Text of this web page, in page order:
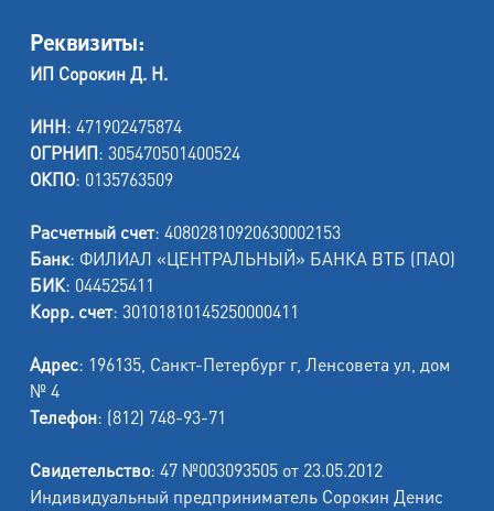
Реквизиты:
ИП Сорокин Д. Н.
ИНН: 471902475874
ОГРНИП: 305470501400524
ОКПО: 0135763509
Расчетный счет: 40802810920630002153
Банк: ФИЛИАЛ «ЦЕНТРАЛЬНЫЙ» БАНКА ВТБ (ПАО)
БИК: 044525411
Корр. счет: 30101810145250000411
Адрес: 196135, Санкт-Петербург г, Ленсовета ул, дом
№ 4
Телефон: (812) 748-93-71
Свидетельство: 47 №003093505 от 23.05.2012
Индивидуальный предприниматель Сорокин Денис